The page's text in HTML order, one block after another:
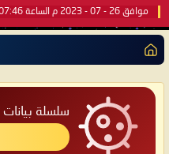
موافق 26 - 07 - 2023 م الساعة 07:46 صباحًا بحسب التقويم الرسمي لأمّ القُرى
سلسلة